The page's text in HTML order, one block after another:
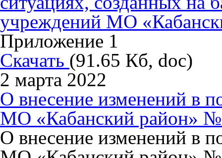
учреждений МО
Приложение 1
Скачать (91.65 Кб, doc)
2 марта 2022
О внесение изменений в
МО «Кабанский район»
О внесение изменений в